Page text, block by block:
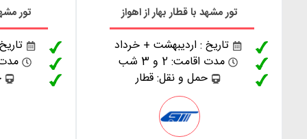
تور مشهد با قطار بهار از اهواز
تاریخ : اردیبهشت + خرداد
مدت اقامت: 2 و 3 شب
حمل و نقل: قطار
تور
مدت